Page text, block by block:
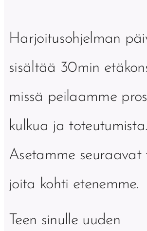
Harjoitusohjelman
sisältää 30min
missä peilaamme
kulkua ja toteutumista.
Asetamme seuraavat
joita kohti etenemme.
Teen sinulle uuden